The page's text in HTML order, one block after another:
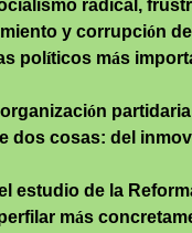
radical,
y corrupción
pol íticos más
ón
dos cosas: del
estudio de la
más